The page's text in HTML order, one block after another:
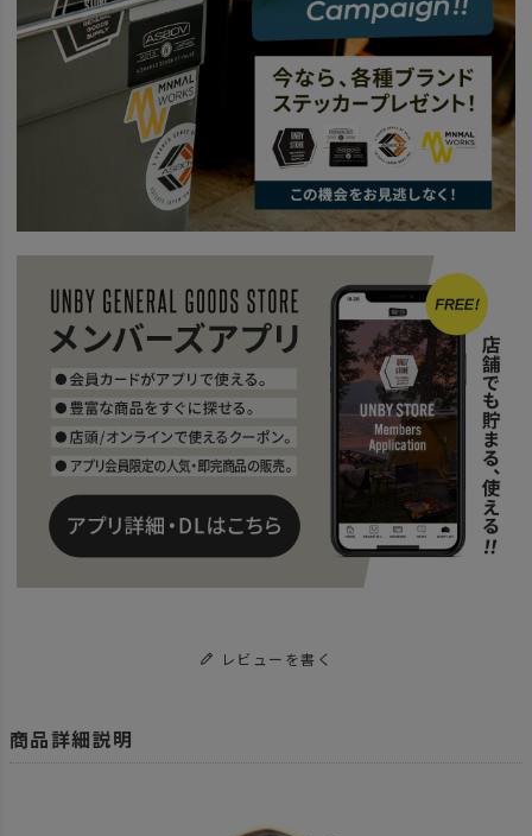
news HIGHDENSITY SERIES - NEW ITEM -
AS2OV TRAVEL FAIR
2026 SUMMER SALE
レビューを書く
商品詳細説明